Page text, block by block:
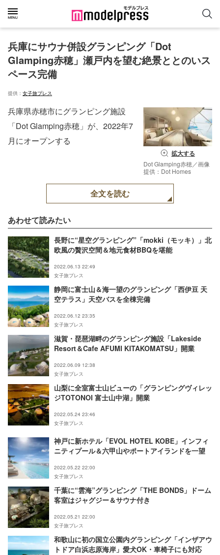
兵庫にサウナ併設グランピング「Dot
Glamping赤穂」瀬戸内を望む絶景ととのいス
ペース完備
提供： 女子旅プレス
拡大する
Dot Glamping赤穂／画像
提供：Dot Homes
兵庫県赤穂市にグランピング施設
「Dot Glamping赤穂」が、2022年7
月にオープンする
全文を読む
あわせて読みたい
長野に“星空グランピング”「mokki（モッキ）」北
欧風の贅沢空間＆地元食材BBQを堪能
2022.06.13 22:49
女子旅プレス
静岡に富士山＆海一望のグランピング「西伊豆 天
空テラス」天空バスを全棟完備
2022.06.12 23:35
女子旅プレス
滋賀・琵琶湖畔のグランピング施設「Lakeside
Resort＆Cafe AFUMI KITAKOMATSU」開業
2022.06.09 12:38
女子旅プレス
山梨に全室富士山ビューの「グランピングヴィレッ
ジTOTONOI 富士山中湖」開業
2022.05.24 23:46
女子旅プレス
神戸に新ホテル「EVOL HOTEL KOBE」インフィ
ニティプール＆六甲山やポートアイランドを一望
2022.05.22 22:00
女子旅プレス
千葉に“雲海”グランピング「THE BONDS」ドーム
客室はジャグジー＆サウナ付き
2022.05.21 22:00
女子旅プレス
和歌山に初の国立公園内グランピング「インザアウ
トドア白浜志原海岸」愛犬OK・車椅子にも対応